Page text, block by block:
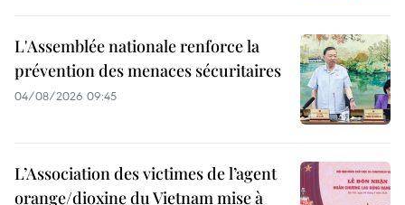
L'Assemblée nationale renforce la
prévention des menaces sécuritaires
04/08/2026 09:45
L’Association des victimes de l’agent
orange/dioxine du Vietnam mise à